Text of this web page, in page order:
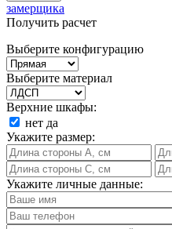
замерщика
Получить расчет
Выберите конфигурацию
Выберите материал
Верхние шкафы:
нет да
Укажите размер:
Укажите личные данные: